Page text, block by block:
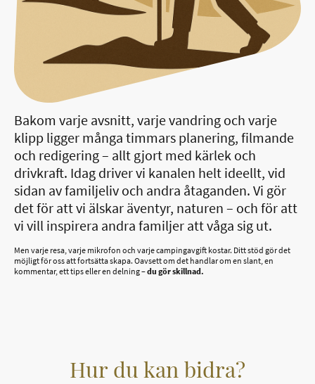
Bakom varje avsnitt, varje vandring och varje
klipp ligger många timmars planering, filmande
och redigering – allt gjort med kärlek och
drivkraft. Idag driver vi kanalen helt ideellt, vid
sidan av familjeliv och andra åtaganden. Vi gör
det för att vi älskar äventyr, naturen – och för att
vi vill inspirera andra familjer att våga sig ut.
Men varje resa, varje mikrofon och varje campingavgift kostar. Ditt stöd gör det
möjligt för oss att fortsätta skapa. Oavsett om det handlar om en slant, en
kommentar, ett tips eller en delning –du gör skillnad.
Hur du kan bidra?